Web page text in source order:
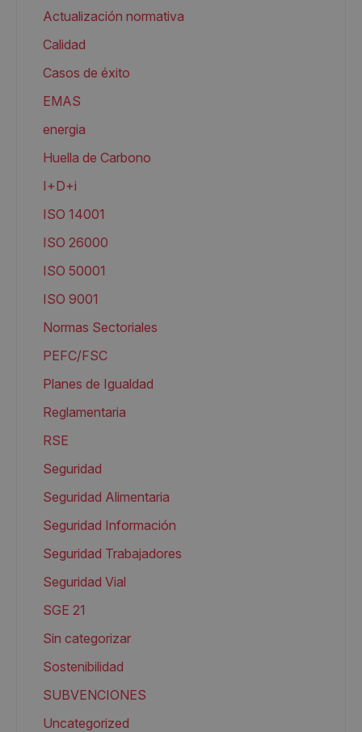
Actualización normativa
Calidad
Casos de éxito
EMAS
energia
Huella de Carbono
I+D+i
ISO 14001
ISO 26000
ISO 50001
ISO 9001
Normas Sectoriales
PEFC/FSC
Planes de Igualdad
Reglamentaria
RSE
Seguridad
Seguridad Alimentaria
Seguridad Información
Seguridad Trabajadores
Seguridad Vial
SGE 21
Sin categorizar
Sostenibilidad
SUBVENCIONES
Uncategorized